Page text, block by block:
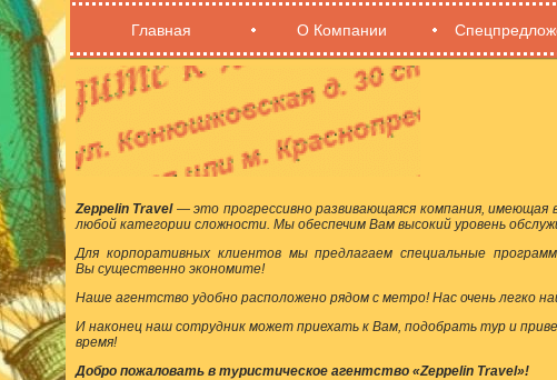
Главная О Компании
Zeppelin Travel— это прогрессивно развивающаяся компания, имеющая
любой категории сложности. Мы обеспечим Вам высокий уровень
Для корпоративных клиентов мы предлагаем специальные
Вы существенно экономите!
Наше агентство удобно расположено рядом с метро! Нас очень легко
И наконец наш сотрудник может приехать к Вам, подобрать тур и
время!
Добро пожаловать в туристическое агентство «Zeppelin Travel»!